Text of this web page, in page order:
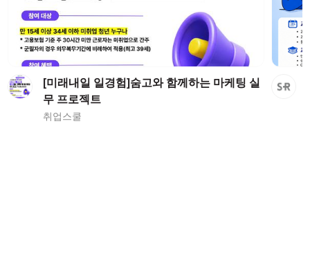
[미래내일 일경험]숨고와 함께하는 마케팅 실
무 프로젝트
취업스쿨